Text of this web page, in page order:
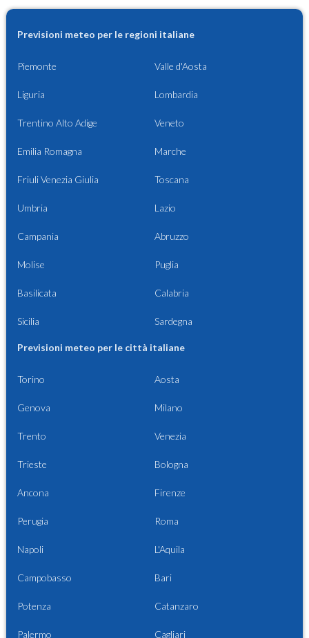
Previsioni meteo per le regioni italiane
Piemonte Valle d'Aosta
Liguria Lombardia
Trentino Alto Adige Veneto
Emilia Romagna Marche
Friuli Venezia Giulia Toscana
Umbria Lazio
Campania Abruzzo
Molise Puglia
Basilicata Calabria
Sicilia Sardegna
Previsioni meteo per le città italiane
Torino Aosta
Genova Milano
Trento Venezia
Trieste Bologna
Ancona Firenze
Perugia Roma
Napoli L'Aquila
Campobasso Bari
Potenza Catanzaro
Palermo Cagliari